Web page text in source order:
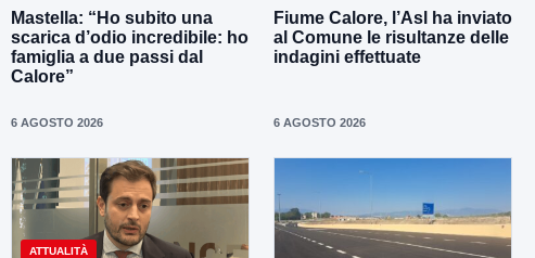
Mastella: “Ho subito una
scarica d’odio incredibile: ho
famiglia a due passi dal
Calore”
6 AGOSTO 2026
Fiume Calore, l’Asl ha inviato
al Comune le risultanze delle
indagini effettuate
6 AGOSTO 2026
ATTUALITÀ